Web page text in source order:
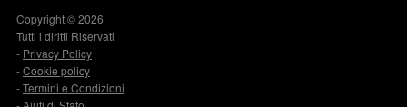
Copyright © 2026
Tutti i diritti Riservati
- Privacy Policy
-Cookie policy
-Termini e Condizioni